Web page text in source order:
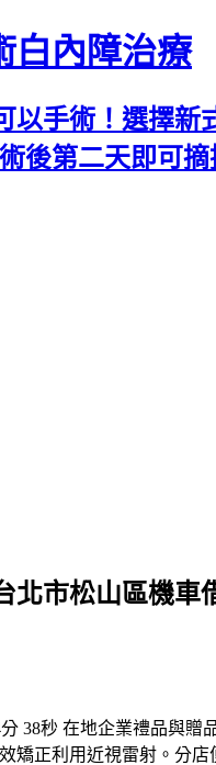
白內障治療
以手術！選擇
後第二天即可
北市松山區機車
38秒 在地企業禮品與贈
矯正利用近視雷射。分店